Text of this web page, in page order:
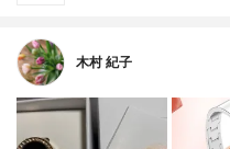
木村 紀子